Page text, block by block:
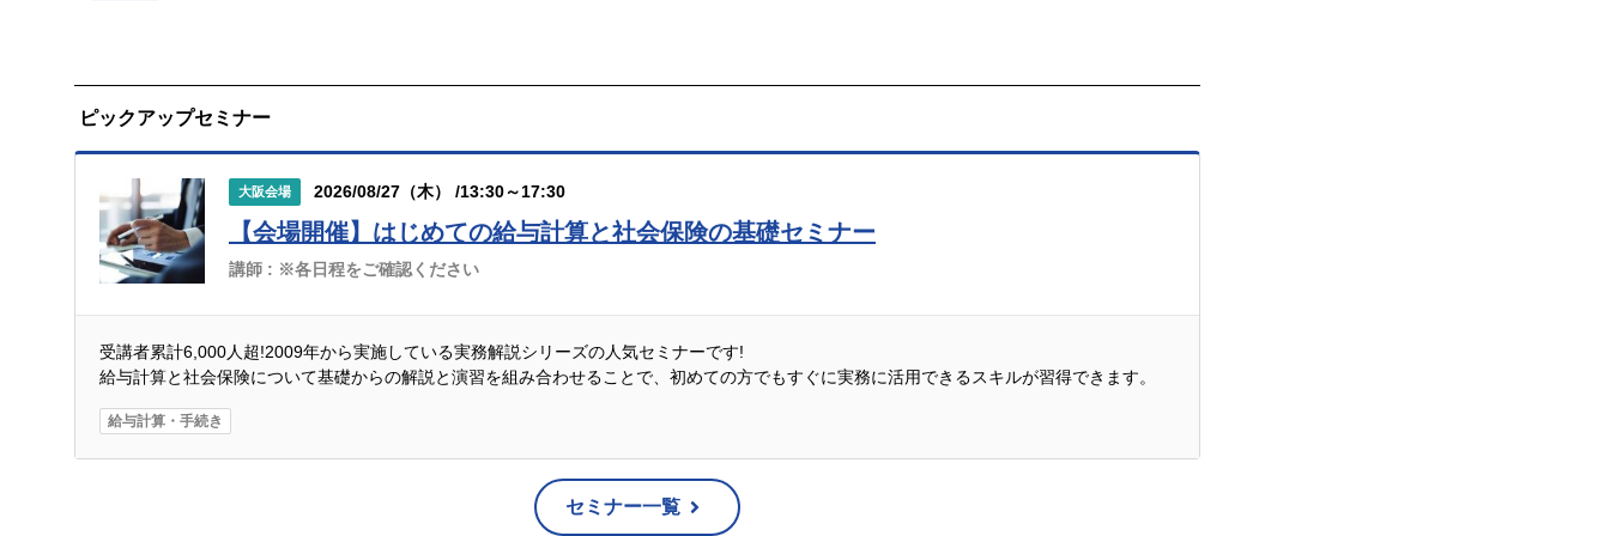
ピックアップセミナー
大阪会場 2026/08/27（木） /13:30～17:30
【会場開催】はじめての給与計算と社会保険の基礎セミナー
講師 : ※各日程をご確認ください
受講者累計6,000人超!2009年から実施している実務解説シリーズの人気セミナーです!
給与計算と社会保険について基礎からの解説と演習を組み合わせることで、初めての方でもすぐに実務に活用できるスキルが習得できます。
給与計算・手続き
セミナー一覧